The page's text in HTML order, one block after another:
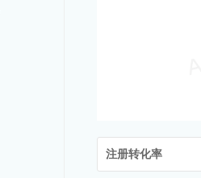
注册转化率